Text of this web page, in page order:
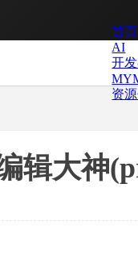
首页
AI
开
资
辑大神